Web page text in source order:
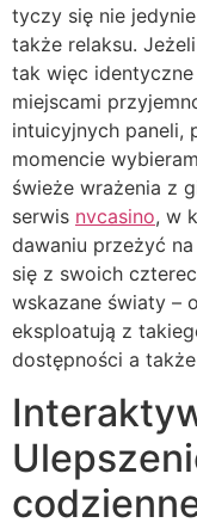
tyczy się nie
także relaksu.
tak więc
miejscami
intuicyjnych paneli,
momencie
świeże wrażenia z
serwis nvcasino, w
dawaniu przeżyć
się z swoich
wskazane światy –
eksploatują z
dostępności a